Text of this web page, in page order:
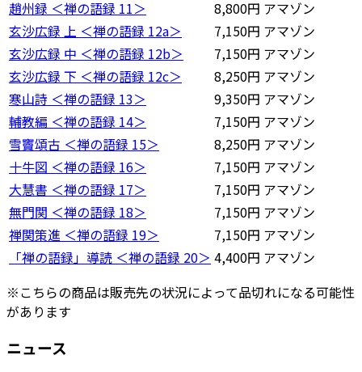
趙州録 ＜禅の語録 11＞ 8,800円 アマゾン
玄沙広録 上 ＜禅の語録 12a＞
7,150円 アマゾン
玄沙広録 中 ＜禅の語録 12b＞
7,150円 アマゾン
玄沙広録 下 ＜禅の語録 12c＞
8,250円 アマゾン
寒山詩 ＜禅の語録 13＞
9,350円 アマゾン
輔教編 ＜禅の語録 14＞
7,150円 アマゾン
雪竇頌古 ＜禅の語録 15＞
8,250円 アマゾン
十牛図 ＜禅の語録 16＞
7,150円 アマゾン
大慧書 ＜禅の語録 17＞
7,150円 アマゾン
無門関 ＜禅の語録 18＞
7,150円 アマゾン
禅関策進 ＜禅の語録 19＞
7,150円 アマゾン
「禅の語録」導読 ＜禅の語録 20＞ 4,400円 アマゾン
※こちらの商品は販売先の状況によって品切れになる可能性
があります
ニュース